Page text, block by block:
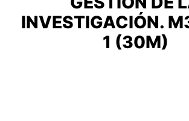
INVESTIGACIÓN.
1 (30M)